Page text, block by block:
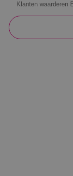
Klanten waarderen